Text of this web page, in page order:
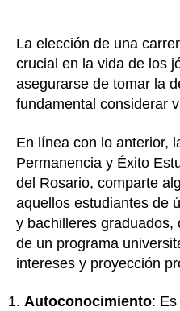
La elección de una
crucial en la vida de los
asegurarse de tomar la
fundamental considerar
En línea con lo anterior,
Permanencia y Éxito
del Rosario, comparte
aquellos estudiantes de
y bachilleres graduados,
de un programa
intereses y proyección
Autoconocimiento: